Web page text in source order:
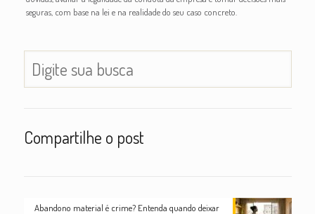
seguras, com base na lei e na realidade do seu caso concreto.
Compartilhe o post
Abandono material é crime? Entenda quando deixar